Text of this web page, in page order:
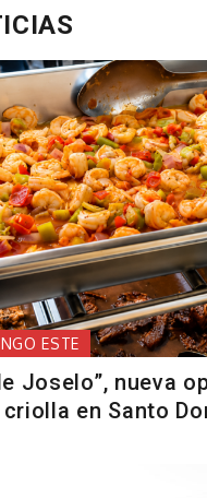
ESTE
Joselo”, nueva
en Santo